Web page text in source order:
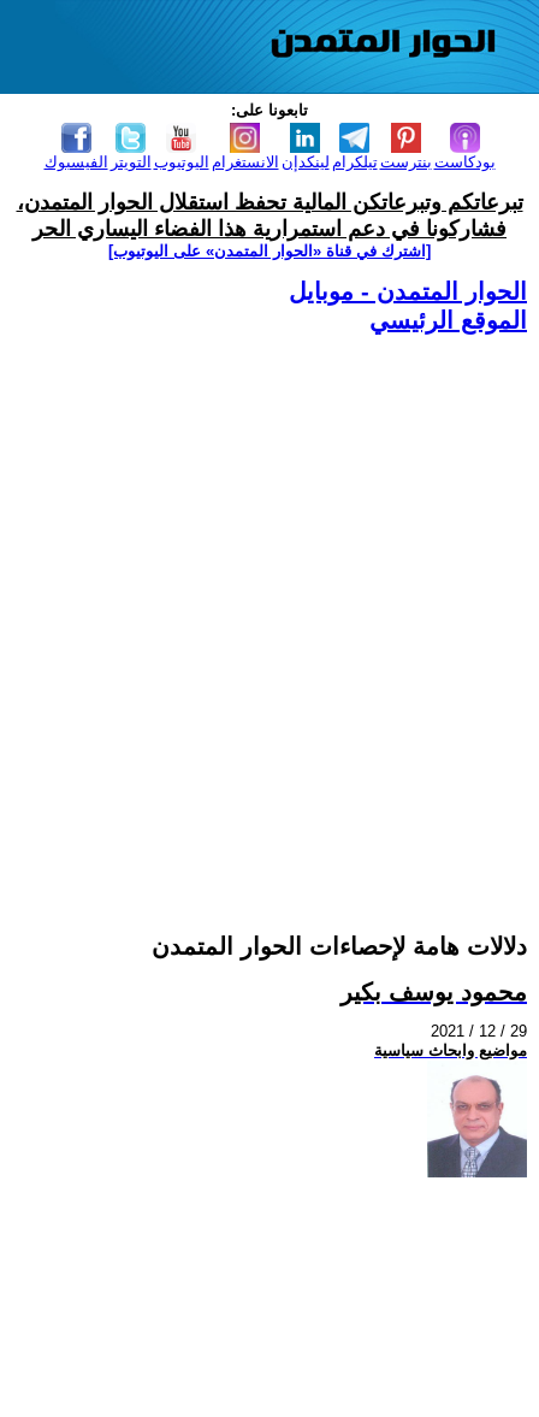
تابعونا على:
الفيسبوك التويتر اليوتيوب الانستغرام لينكدإن تيلكرامبنترست بودكاست
تبرعاتكم وتبرعاتكن المالية تحفظ استقلال الحوار المتمدن،
فشاركونا في دعم استمرارية هذا الفضاء اليساري الحر
[اشترك في قناة ‫«الحوار المتمدن» على اليوتيوب]
الحوار المتمدن - موبايل
الموقع الرئيسي
دلالات هامة لإحصاءات الحوار المتمدن
محمود يوسف بكير
2021 / 12 / 29
مواضيع وابحاث سياسية